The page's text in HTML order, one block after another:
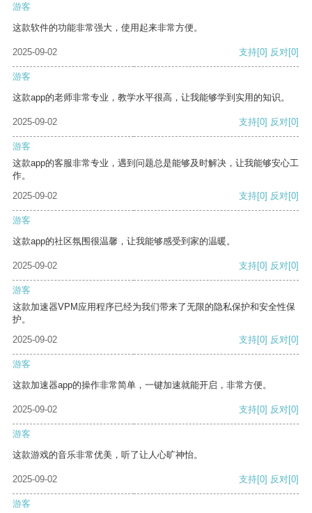
游客
这款软件的功能非常强大，使用起来非常方便。
2025-09-02 支持[0] 反对[0]
游客
这款app的老师非常专业，教学水平很高，让我能够学到实用的知识。
2025-09-02 支持[0] 反对[0]
游客
这款app的客服非常专业，遇到问题总是能够及时解决，让我能够安心工
作。
2025-09-02
支持[0] 反对[0]
游客
这款app的社区氛围很温馨，让我能够感受到家的温暖。
2025-09-02 支持[0] 反对[0]
游客
这款加速器VPM应用程序已经为我们带来了无限的隐私保护和安全性保
护。
2025-09-02
支持[0] 反对[0]
游客
这款加速器app的操作非常简单，一键加速就能开启，非常方便。
2025-09-02 支持[0] 反对[0]
游客
这款游戏的音乐非常优美，听了让人心旷神怡。
2025-09-02 支持[0] 反对[0]
游客